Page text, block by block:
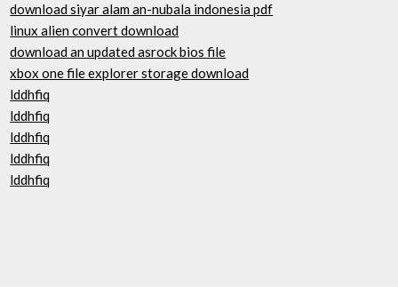
download siyar alam an-nubala indonesia pdf
linux alien convert download
download an updated asrock bios file
xbox one file explorer storage download
lddhfiq
lddhfiq
lddhfiq
lddhfiq
lddhfiq